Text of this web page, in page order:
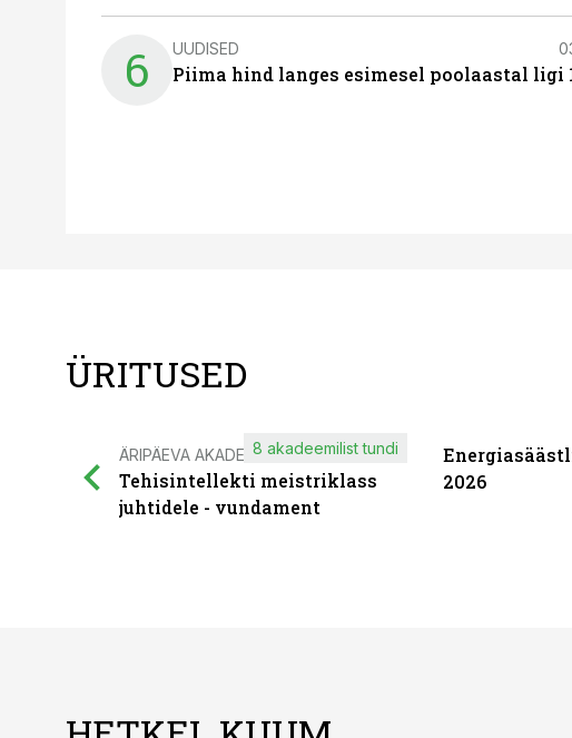
6 UUDISED
Piima hind langes esimesel poolaastal ligi
ÜRITUSED
ÄRIPÄEVA AKADEEMIA
Tehisintellekti meistriklass
juhtidele - vundament
8 akadeemilist tundi
2026